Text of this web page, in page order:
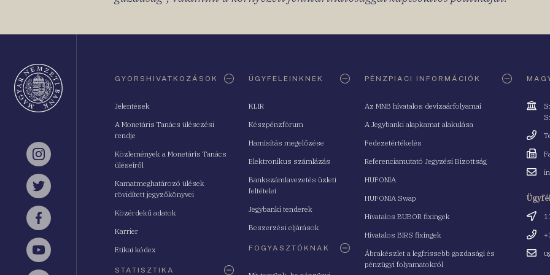
Instagram
Twitter
Facebook
YouTube
GYORSHIVATKOZÁSOK
Jelentések
A Monetáris Tanács ülésezési
rendje
Közlemények a Monetáris Tanács
üléseiről
Kamatmeghatározó ülések
rövidített jegyzőkönyvei
Közérdekű adatok
Karrier
Etikai kódex
STATISZTIKA
ÜGYFELEINKNEK
KLIR
Készpénzfórum
Hamisítás megelőzése
Elektronikus számlázás
Bankszámlavezetés üzleti
feltételei
Jegybanki tenderek
Beszerzési eljárások
FOGYASZTÓKNAK
PÉNZPIACI INFORMÁCIÓK
Az MNB hivatalos devizaárfolyamai
A Jegybanki alapkamat alakulása
Fedezetértékelés
Referenciamutató Jegyzési Bizottság
HUFONIA
HUFONIA Swap
Hivatalos BUBOR fixingek
Hivatalos BIRS fixingek
Ábrakészlet a legfrissebb gazdasági és
pénzügyi folyamatokról
Cím
Fax
Email
Cím
Email